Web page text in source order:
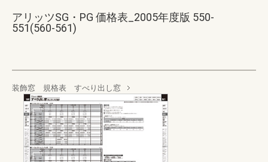
アリッツSG・PG 価格表_2005年度版 550-
551(560-561)
装飾窓 規格表 すべり出し窓